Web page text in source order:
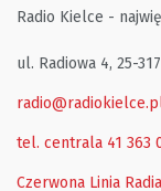
Radio Kielce -
ul. Radiowa 4, 25-
tel. centrala 41 363
Czerwona Linia